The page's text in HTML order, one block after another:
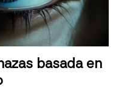
basada en